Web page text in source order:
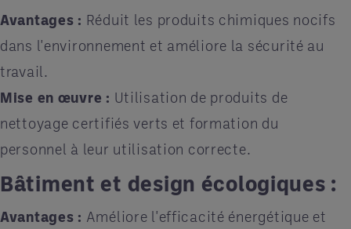
Avantages : Réduit les produits chimiques nocifs
dans l'environnement et améliore la sécurité au
travail.
Mise en œuvre : Utilisation de produits de
nettoyage certifiés verts et formation du
personnel à leur utilisation correcte.
Bâtiment et design écologiques :
Avantages : Améliore l'efficacité énergétique et